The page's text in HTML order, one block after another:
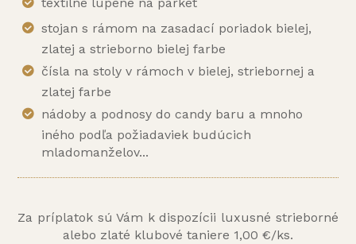
textilné lupene na parket
stojan s rámom na zasadací poriadok bielej,
zlatej a strieborno bielej farbe
čísla na stoly v rámoch v bielej, striebornej a
zlatej farbe
nádoby a podnosy do candy baru a mnoho
iného podľa požiadaviek budúcich
mladomanželov...
Za príplatok sú Vám k dispozícii luxusné strieborné
alebo zlaté klubové taniere 1,00 €/ks.